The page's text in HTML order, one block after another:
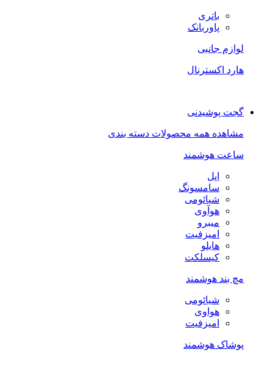
باتری
پاوربانک
لوازم جانبی
هارد اکسترنال
گجت پوشیدنی
مشاهده همه محصولات دسته بندی
ساعت هوشمند
اپل
سامسونگ
شیائومی
هوآوی
میبرو
امیزفیت
هایلو
کیسلکت
مچ بند هوشمند
شیائومی
هواوی
امیزفیت
پوشاک هوشمند